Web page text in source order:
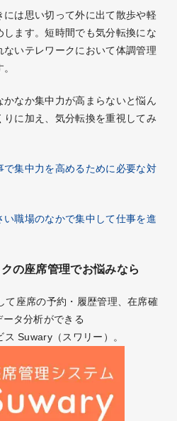
は思い切って外に出て散歩や軽
ます。短時間でも気分転換にな
いテレワークにおいて体調管理
なか集中力が高まらないと悩ん
に加え、気分転換を重視してみ
で集中力を高めるために必要な対
い職場のなかで集中して仕事を進
の座席管理でお悩みなら
て座席の予約・履歴管理、在席確
タ分析ができる
Suwary（スワリー）。